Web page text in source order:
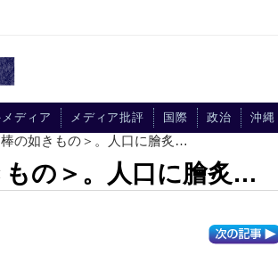
ディア メディア批評 国際 政治 沖縄
の如きもの＞。人口に膾炙…
もの＞。人口に膾炙…